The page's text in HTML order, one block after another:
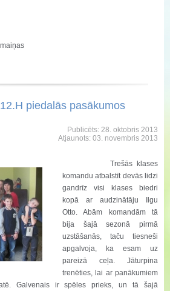
piedalās pasākumos
Publicēts: 28. oktobris 2013
Atjaunots: 03. novembris 2013
Trešās klases
komandu atbalstīt devās lidzi
gandrīz visi klases biedri
kopā ar audzinātāju Ilgu
Otto. Abām komandām tā
bija šajā sezonā pirmā
uzstāšanās, taču tiesneši
apgalvoja, ka esam uz
pareizā ceļa. Jāturpina
trenēties, lai ar panākumiem
Galvenais ir spēles prieks, un tā šajā